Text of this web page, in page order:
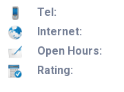
Tel:
Internet:
Open Hours:
Rating: